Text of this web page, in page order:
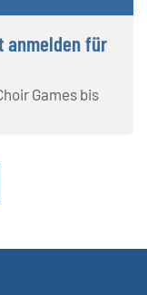
anmelden für
Games bis